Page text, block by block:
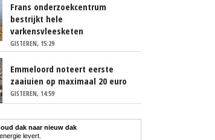
Frans onderzoekcentrum
bestrijkt hele
varkensvleesketen
GISTEREN, 15:29
Emmeloord noteert eerste
zaaiuien op maximaal 20 euro
GISTEREN, 14:59
oud dak naar nieuw dak
levert.